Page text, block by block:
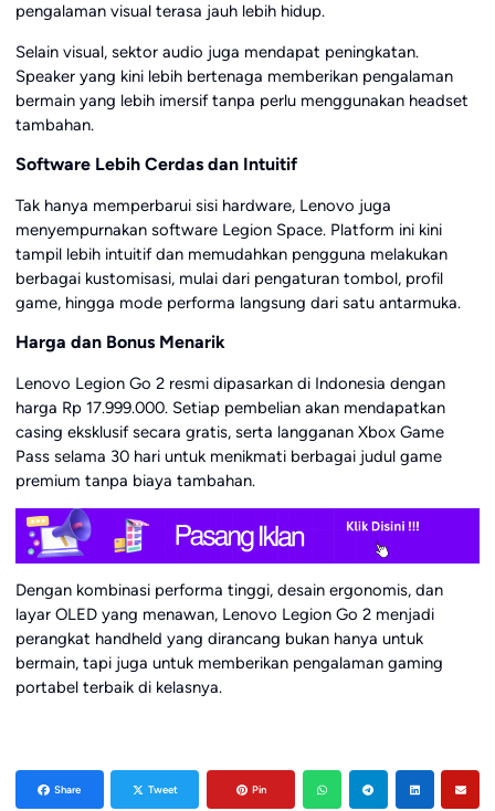
pengalaman visual terasa jauh lebih hidup.
Selain visual, sektor audio juga mendapat peningkatan.
Speaker yang kini lebih bertenaga memberikan pengalaman
bermain yang lebih imersif tanpa perlu menggunakan headset
tambahan.
Software Lebih Cerdas dan Intuitif
Tak hanya memperbarui sisi hardware, Lenovo juga
menyempurnakan software Legion Space. Platform ini kini
tampil lebih intuitif dan memudahkan pengguna melakukan
berbagai kustomisasi, mulai dari pengaturan tombol, profil
game, hingga mode performa langsung dari satu antarmuka.
Harga dan Bonus Menarik
Lenovo Legion Go 2 resmi dipasarkan di Indonesia dengan
harga Rp 17.999.000. Setiap pembelian akan mendapatkan
casing eksklusif secara gratis, serta langganan Xbox Game
Pass selama 30 hari untuk menikmati berbagai judul game
premium tanpa biaya tambahan.
Dengan kombinasi performa tinggi, desain ergonomis, dan
layar OLED yang menawan, Lenovo Legion Go 2 menjadi
perangkat handheld yang dirancang bukan hanya untuk
bermain, tapi juga untuk memberikan pengalaman gaming
portabel terbaik di kelasnya.
Share Tweet Pin